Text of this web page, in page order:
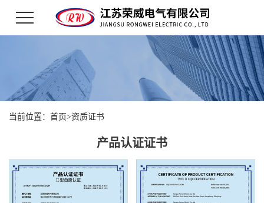
当前位置： 首页>资质证书
产品认证证书